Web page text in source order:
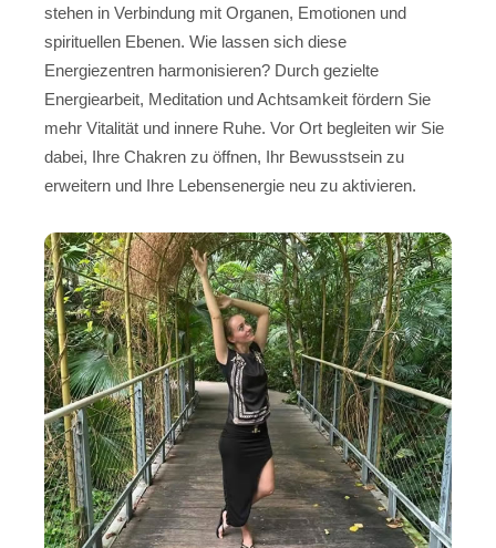
stehen in Verbindung mit Organen, Emotionen und
spirituellen Ebenen. Wie lassen sich diese
Energiezentren harmonisieren? Durch gezielte
Energiearbeit, Meditation und Achtsamkeit fördern Sie
mehr Vitalität und innere Ruhe. Vor Ort begleiten wir Sie
dabei, Ihre Chakren zu öffnen, Ihr Bewusstsein zu
erweitern und Ihre Lebensenergie neu zu aktivieren.